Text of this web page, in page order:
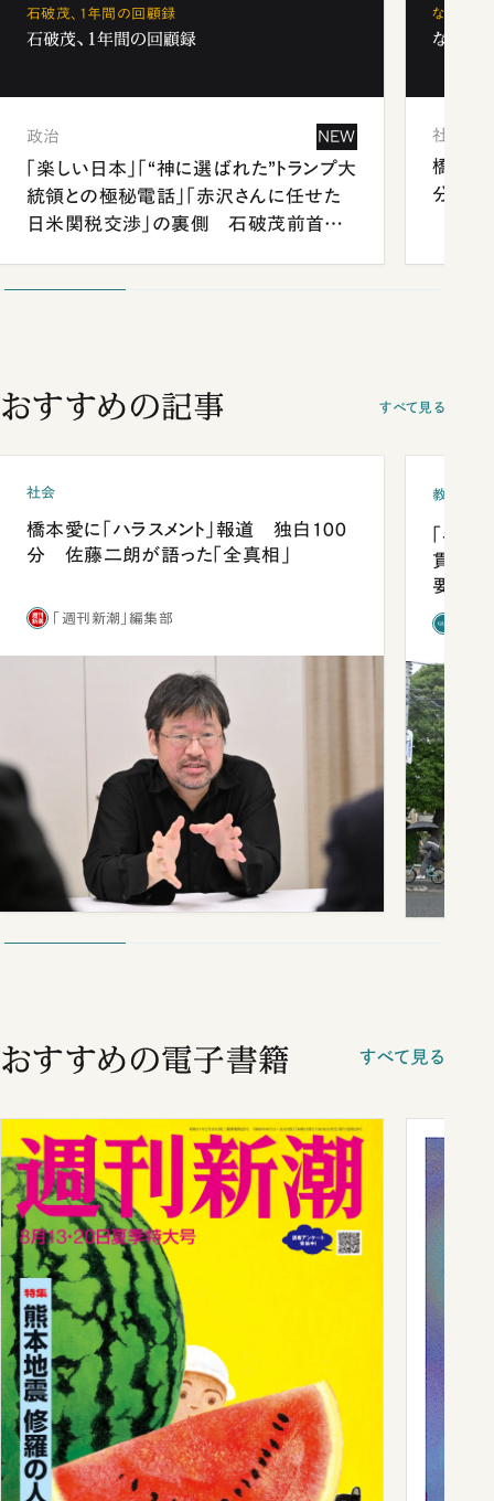
石破茂、1年間の回顧録
石破茂、1年間の回顧録
政治 NEW
「楽しい日本」「“神に選ばれた”トランプ大
統領との極秘電話」「赤沢さんに任せた
日米関税交渉」の裏側 石破茂前首相
なぜ「フ
なぜ「
社会
橋本愛
分 佐
おすすめの記事 すべて見る
社会
橋本愛に「ハラスメント」報道 独白100
分 佐藤二朗が語った「全真相」
「週刊新潮」編集部
教育
「早
貫校へ
要だっ
おすすめの電子書籍 すべて見る